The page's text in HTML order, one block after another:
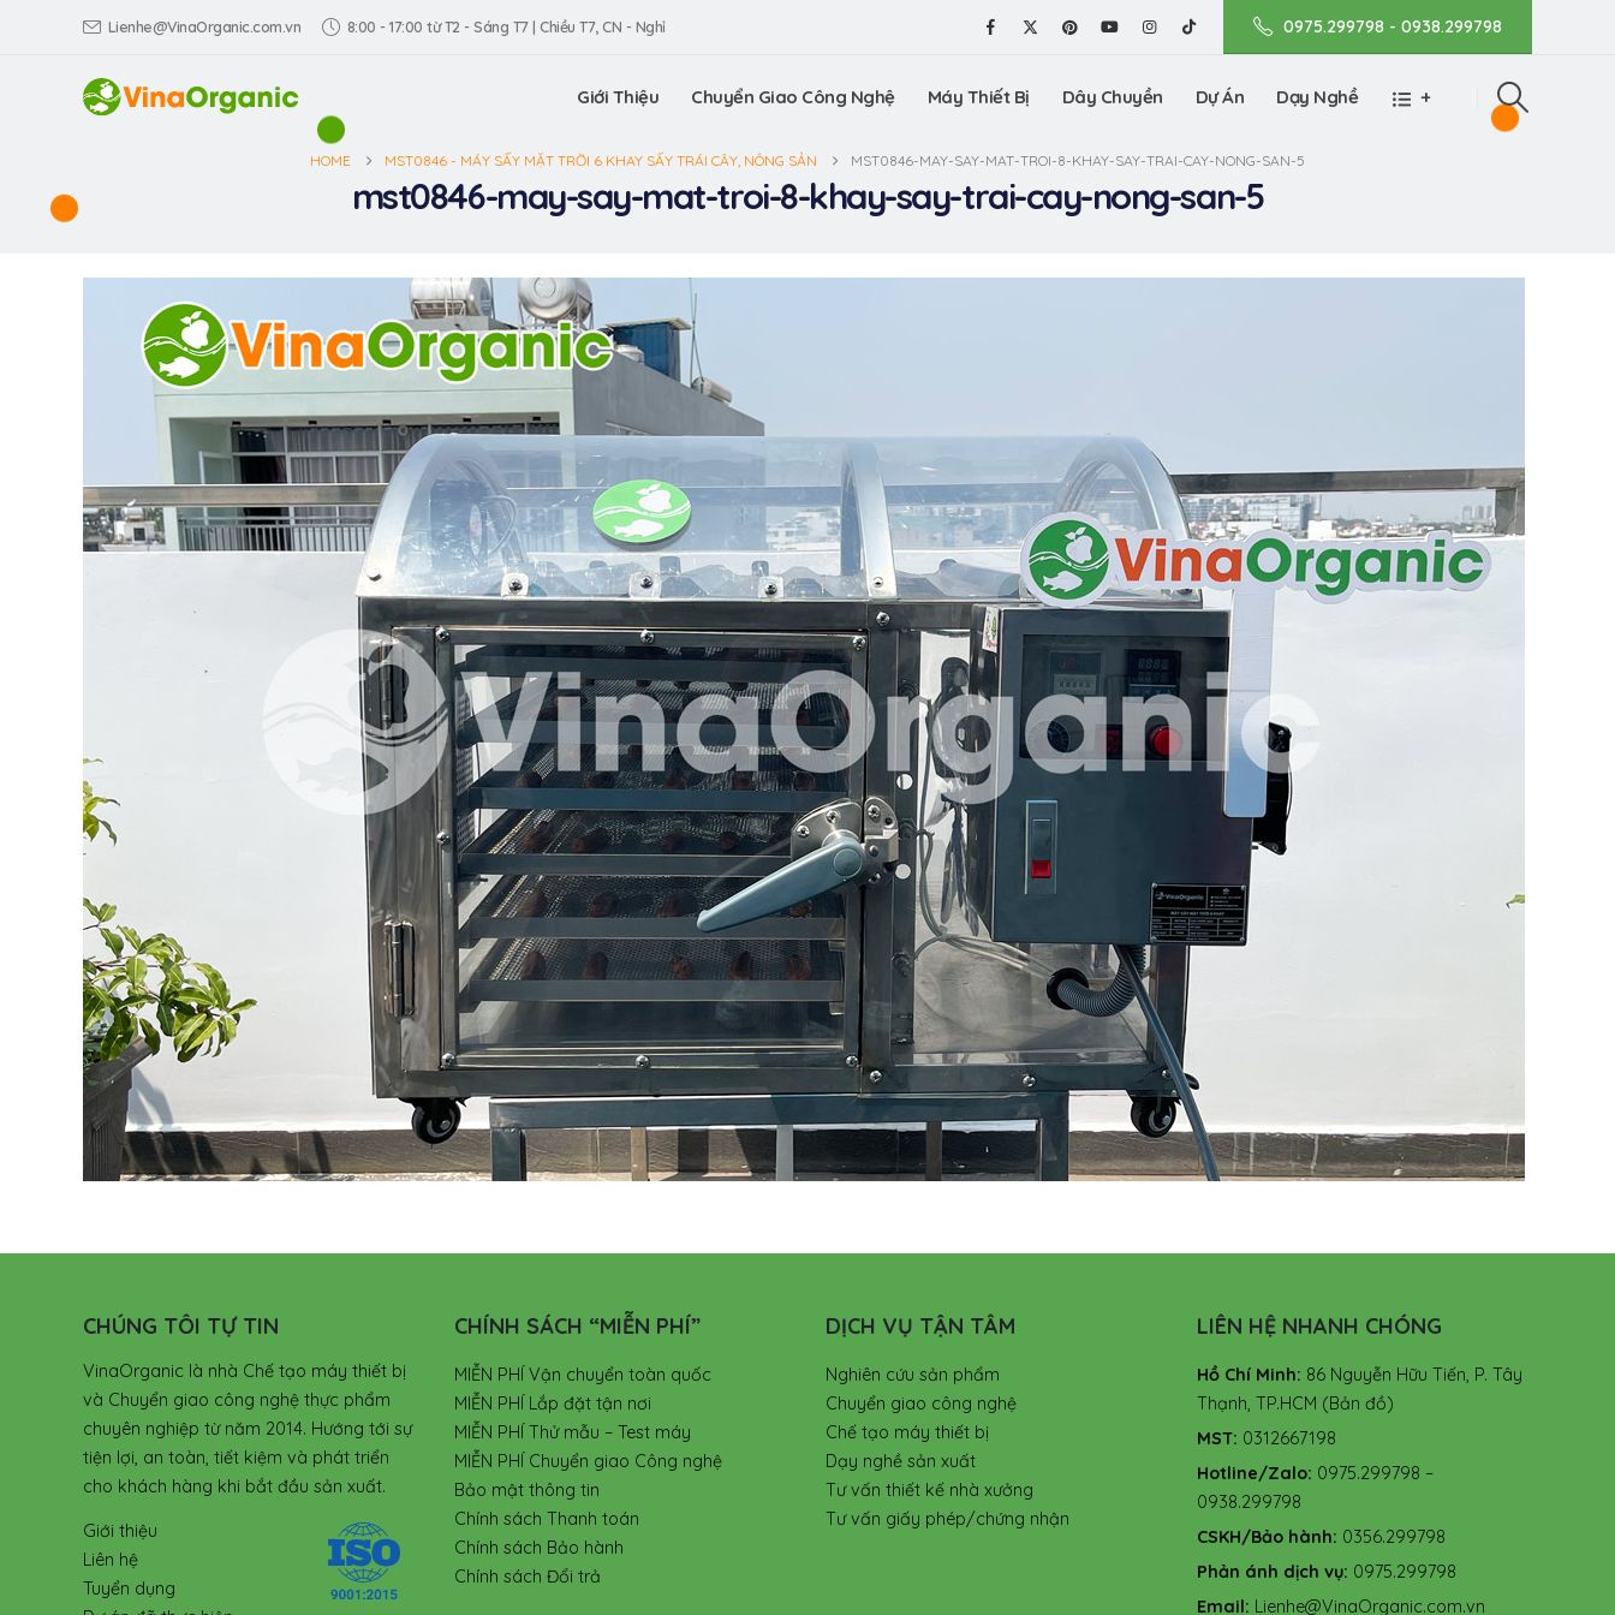
Lienhe@VinaOrganic.com.vn 8:00 - 17:00 từ T2 - Sáng T7 | Chiều T7, CN - Nghỉ 0975.299798 - 0938.299798
Giới Thiệu Chuyển Giao Công Nghệ Máy Thiết Bị Dây Chuyền Dự Án Dạy Nghề +
HOME MST0846 - MÁY SẤY MẶT TRỜI 6 KHAY SẤY TRÁI CÂY, NÔNG SẢN MST0846-MAY-SAY-MAT-TROI-8-KHAY-SAY-TRAI-CAY-NONG-SAN-5
mst0846-may-say-mat-troi-8-khay-say-trai-cay-nong-san-5
CHÚNG TÔI TỰ TIN
VinaOrganic là nhà Chế tạo máy thiết bị
và Chuyển giao công nghệ thực phẩm
chuyên nghiệp từ năm 2014. Hướng tới sự
tiện lợi, an toàn, tiết kiệm và phát triển
cho khách hàng khi bắt đầu sản xuất.
Giới thiệu
Liên hệ
Tuyển dụng
CHÍNH SÁCH “MIỄN PHÍ”
MIỄN PHÍ Vận chuyển toàn quốc
MIỄN PHÍ Lắp đặt tận nơi
MIỄN PHÍ Thử mẫu – Test máy
MIỄN PHÍ Chuyển giao Công nghệ
Bảo mật thông tin
Chính sách Thanh toán
Chính sách Bảo hành
Chính sách Đổi trả
DỊCH VỤ TẬN TÂM
Nghiên cứu sản phẩm
Chuyển giao công nghệ
Chế tạo máy thiết bị
Dạy nghề sản xuất
Tư vấn thiết kế nhà xưởng
Tư vấn giấy phép/chứng nhận
LIÊN HỆ NHANH CHÓNG
Hồ Chí Minh: 86 Nguyễn Hữu Tiến, P. Tây
Thạnh, TP.HCM (Bản đồ)
MST: 0312667198
Hotline/Zalo: 0975.299798 –
0938.299798
CSKH/Bảo hành: 0356.299798
Phản ánh dịch vụ: 0975.299798
Email: Lienhe@VinaOrganic.com.vn